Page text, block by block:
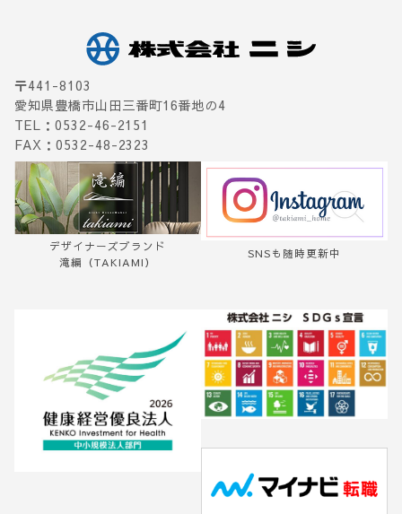
シ
ョ
ン
〒441-8103
愛知県豊橋市山田三番町16番地の4
TEL：0532-46-2151
FAX：0532-48-2323
デザイナーズブランド
滝編（TAKIAMI）
SNSも随時更新中